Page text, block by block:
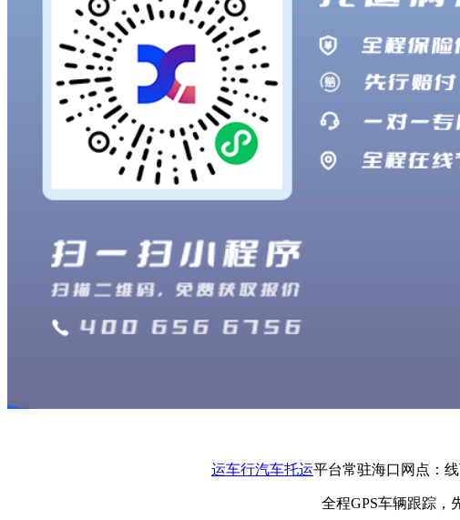
运车行汽车托运平台常驻海口网点：
全程GPS车辆跟踪，